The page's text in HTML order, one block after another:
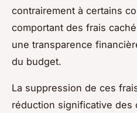
contrairement à certains
comportant des frais
une transparence
du budget.
La suppression de ces
réduction significative des